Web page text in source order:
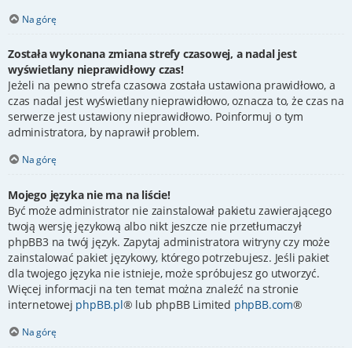
Na górę
Została wykonana zmiana strefy czasowej, a nadal jest
wyświetlany nieprawidłowy czas!
Jeżeli na pewno strefa czasowa została ustawiona prawidłowo, a
czas nadal jest wyświetlany nieprawidłowo, oznacza to, że czas na
serwerze jest ustawiony nieprawidłowo. Poinformuj o tym
administratora, by naprawił problem.
Na górę
Mojego języka nie ma na liście!
Być może administrator nie zainstalował pakietu zawierającego
twoją wersję językową albo nikt jeszcze nie przetłumaczył
phpBB3 na twój język. Zapytaj administratora witryny czy może
zainstalować pakiet językowy, którego potrzebujesz. Jeśli pakiet
dla twojego języka nie istnieje, może spróbujesz go utworzyć.
Więcej informacji na ten temat można znaleźć na stronie
internetowej phpBB.pl® lub phpBB Limited phpBB.com®
Na górę